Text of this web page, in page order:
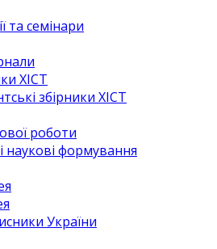
та семінари
ХІСТ
збірники ХІСТ
роботи
наукові формування
України